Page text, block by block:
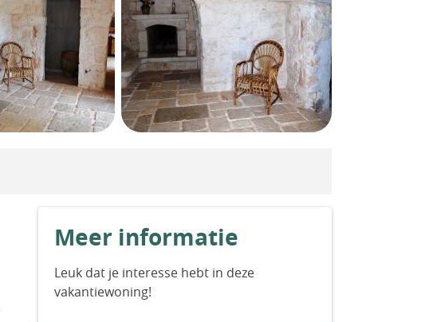
Meer informatie
Leuk dat je interesse hebt in deze
vakantiewoning!